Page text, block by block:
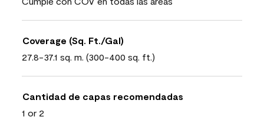
Coverage (Sq. Ft./Gal)
27.8-37.1 sq. m. (300-400 sq. ft.)
Cantidad de capas recomendadas
1 or 2